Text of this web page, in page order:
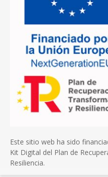
Este sitio web ha sido
Kit Digital del Plan de
Resiliencia.